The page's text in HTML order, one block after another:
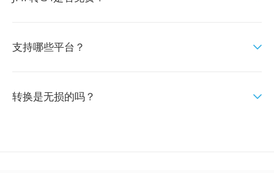
支持哪些平台？
转换是无损的吗？